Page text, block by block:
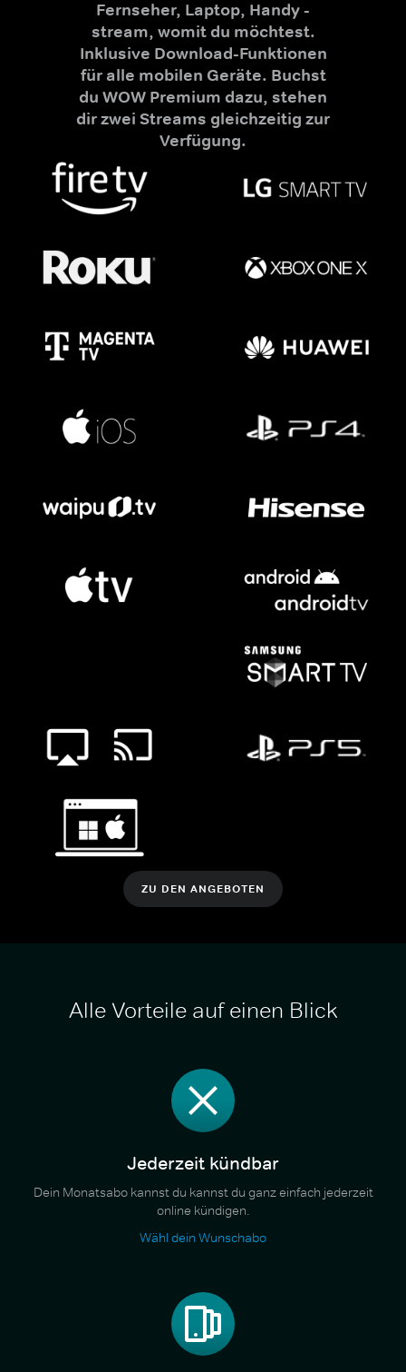
Fernseher, Laptop, Handy -
stream, womit du möchtest.
Inklusive Download-Funktionen
für alle mobilen Geräte. Buchst
du WOW Premium dazu, stehen
dir zwei Streams gleichzeitig zur
Verfügung.
ZU DEN ANGEBOTEN
Alle Vorteile auf einen Blick
Jederzeit kündbar
Dein Monatsabo kannst du kannst du ganz einfach jederzeit
online kündigen.
Wähl dein Wunschabo